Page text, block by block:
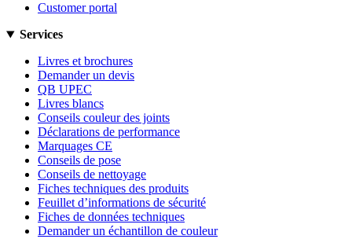
Customer portal
Services
Livres et brochures
Demander un devis
QB UPEC
Livres blancs
Conseils couleur des joints
Déclarations de performance
Marquages CE
Conseils de pose
Conseils de nettoyage
Fiches techniques des produits
Feuillet d’informations de sécurité
Fiches de données techniques
Demander un échantillon de couleur